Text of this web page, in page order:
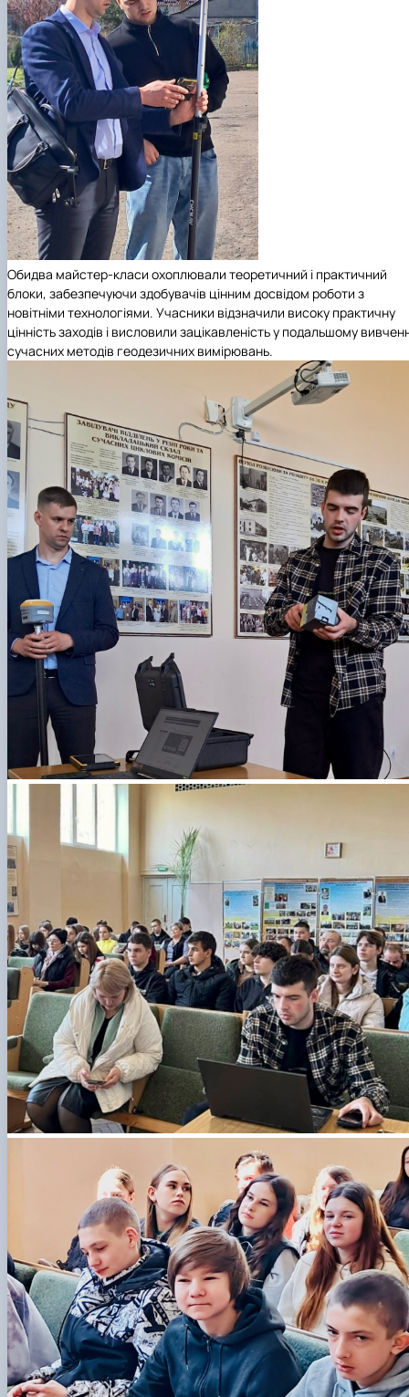
Обидва майстер-класи охоплювали теоретичний і практичний
блоки, забезпечуючи здобувачів цінним досвідом роботи з
новітніми технологіями. Учасники відзначили високу практичну
цінність заходів і висловили зацікавленість у подальшому
сучасних методів геодезичних вимірювань.